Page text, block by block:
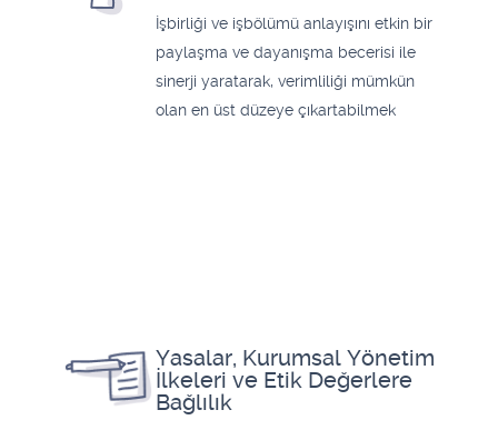
İşbirliği ve işbölümü anlayışını etkin bir
paylaşma ve dayanışma becerisi ile
sinerji yaratarak, verimliliği mümkün
olan en üst düzeye çıkartabilmek
Yasalar, Kurumsal Yönetim
İlkeleri ve Etik Değerlere
Bağlılık